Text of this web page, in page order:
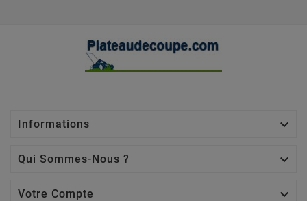
Informations 
Qui Sommes-Nous ? 
Votre Compte 